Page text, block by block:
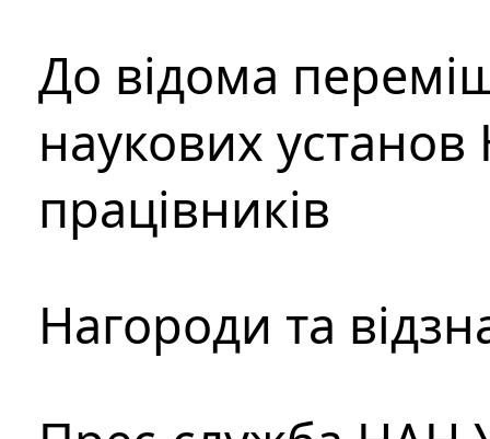
До відома
наукових установ
працівників
Нагороди та